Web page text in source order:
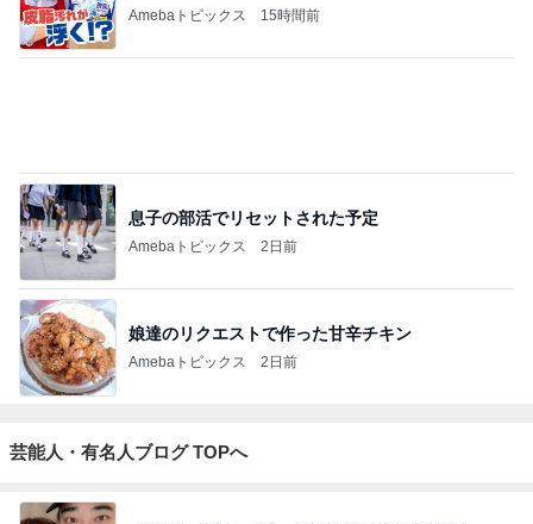
Amebaトピックス 15時間前
息子の部活でリセットされた予定
Amebaトピックス 2日前
娘達のリクエストで作った甘辛チキン
Amebaトピックス 2日前
芸能人・有名人ブログ TOPへ